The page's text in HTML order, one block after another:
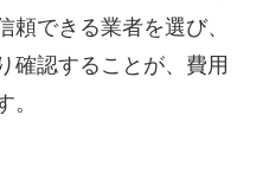
頼できる業者を選び、
確認することが、費用
。